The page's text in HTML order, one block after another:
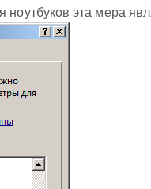
эта мера